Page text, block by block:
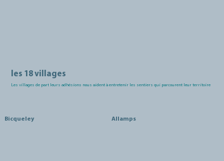
les 18 villages
Les villages de part leurs adhésions nous aident à entretenir les sentiers qui parcourent leur territoire
Bicqueley Allamps